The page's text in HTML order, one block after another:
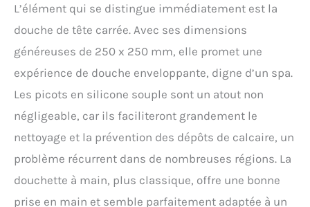
douche en acier
inoxydable】cette barre de
hauteur est fabriquée en
acier inoxydable avec un
revêtement noir mat,
résistant aux rayures et
facile à nettoyer. Très
flexible, elle s'ajuste en
continu par simple
pression sur une plage de
mural en métal : le support
mural supérieur est
L’élément qui se distingue immédiatement est la
douche de tête carrée. Avec ses dimensions
généreuses de 250 x 250 mm, elle promet une
expérience de douche enveloppante, digne d’un spa.
Les picots en silicone souple sont un atout non
négligeable, car ils faciliteront grandement le
nettoyage et la prévention des dépôts de calcaire, un
problème récurrent dans de nombreuses régions. La
douchette à main, plus classique, offre une bonne
prise en main et semble parfaitement adaptée à un